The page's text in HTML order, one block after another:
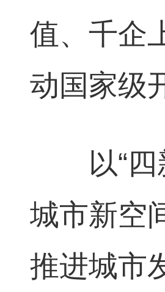
值、千企
动国家级
以“四
城市新空
推进城市